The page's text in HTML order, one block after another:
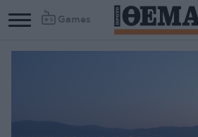
Games